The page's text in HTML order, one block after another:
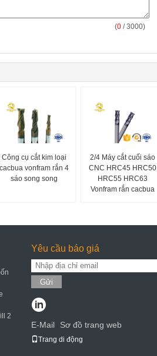
(0 / 3000)
Công cụ cắt kim loại
cacbua vonfram rắn 4
sáo song song
2/4 Máy cắt cuối sáo
CNC HRC45 HRC50
HRC55 HRC63
Vonfram rắn cacbua
2
Yêu cầu báo giá
Gửi
E-Mail Sơ đồ trang web
Trang di động